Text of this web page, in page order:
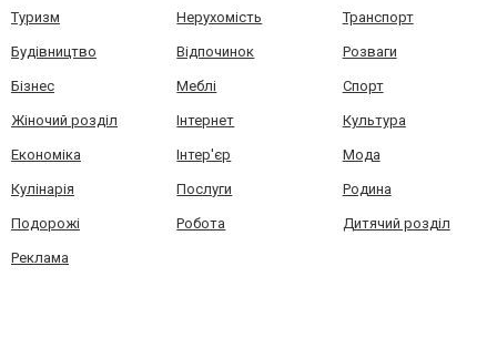
Туризм Нерухомість Транспорт
Будівництво Відпочинок Розваги
Бізнес Меблі Спорт
Жіночий розділ Інтернет Культура
Економіка Інтер'єр Мода
Кулінарія Послуги Родина
Подорожі Робота Дитячий розділ
Реклама